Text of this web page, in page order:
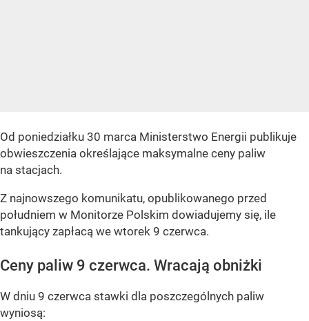
Od poniedziałku 30 marca Ministerstwo Energii publikuje
obwieszczenia określające maksymalne ceny paliw
na stacjach.
Z najnowszego komunikatu, opublikowanego przed
południem w Monitorze Polskim dowiadujemy się, ile
tankujący zapłacą we wtorek 9 czerwca.
Ceny paliw 9 czerwca. Wracają obniżki
W dniu 9 czerwca stawki dla poszczególnych paliw
wyniosą: